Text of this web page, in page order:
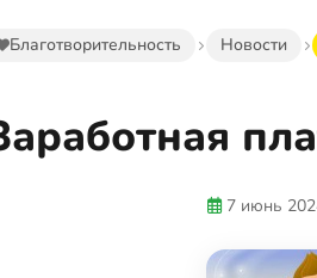
Благотворительность Новости
7 июнь